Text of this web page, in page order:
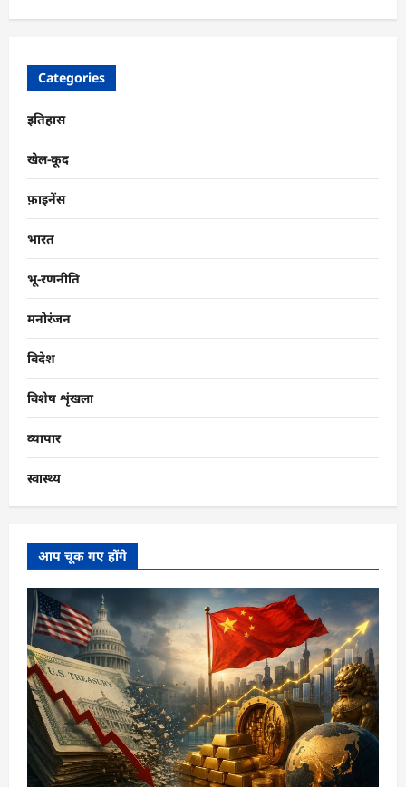
Categories
इतिहास
खेल-कूद
फ़ाइनेंस
भारत
भू-रणनीति
मनोरंजन
विदेश
विशेष शृंखला
व्यापार
स्वास्थ्य
आप चूक गए होंगे